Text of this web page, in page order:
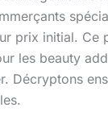
prix initial.
les beauty
Décryptons